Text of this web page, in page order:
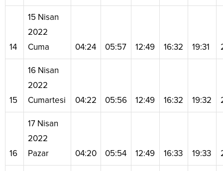
14
15 Nisan
2022
Cuma
04:24 05:57 12:49 16:32 19:31
15
16 Nisan
2022
Cumartesi
04:22 05:56 12:49 16:32 19:32
16
17 Nisan
2022
Pazar
04:20 05:54 12:49 16:33 19:33